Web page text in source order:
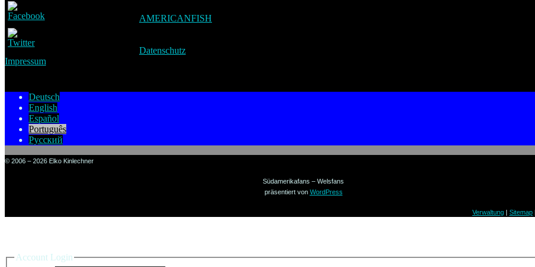
AMERICANFISH
Datenschutz
Impressum
Deutsch
English
Español
Português
Русский
© 2006 – 2026 Elko Kinlechner
Südamerikafans – Welsfans
präsentiert von WordPress
Verwaltung | Sitemap
Account Login